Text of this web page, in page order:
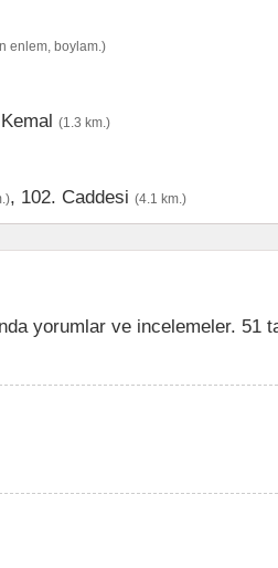
enlem, boylam.)
(1.3 km.)
, 102. Caddesi (4.1 km.)
yorumlar ve incelemeler. 51